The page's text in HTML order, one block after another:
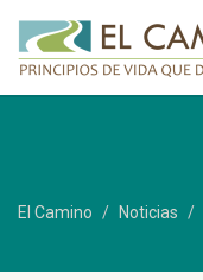
El Camino Noticias